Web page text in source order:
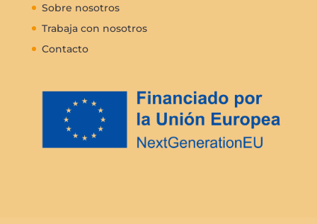
Sobre nosotros
Trabaja con nosotros
Contacto